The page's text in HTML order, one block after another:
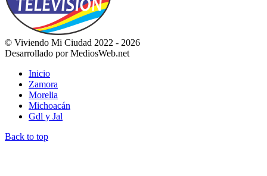
© Viviendo Mi Ciudad 2022 - 2026
Desarrollado por MediosWeb.net
Inicio
Zamora
Morelia
Michoacán
Gdl y Jal
Back to top